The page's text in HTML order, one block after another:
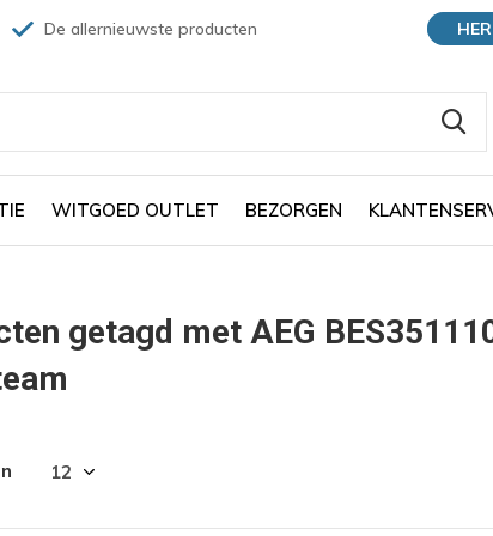
WITGOED OUTLET BEZORGEN
De allernieuwste producten
getagd met AEG